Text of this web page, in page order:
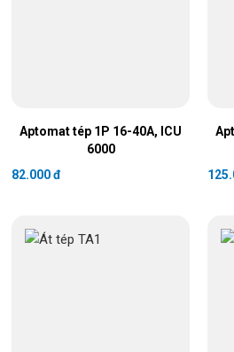
Aptomat tép 1P 16-40A, ICU
6000
82.000 đ